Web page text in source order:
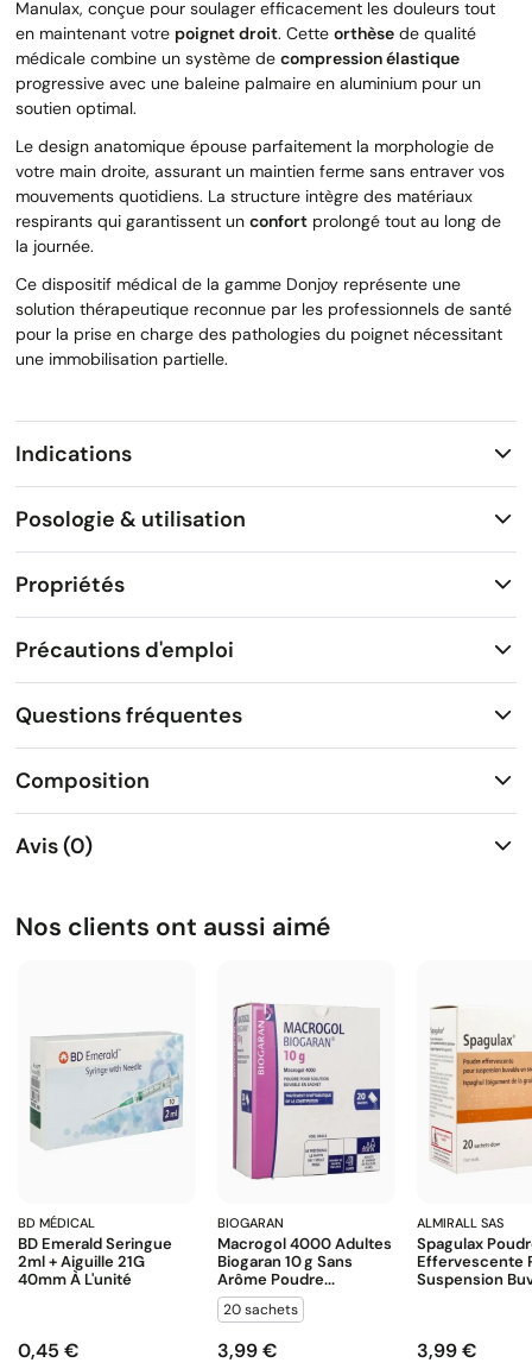
Manulax, conçue pour soulager efficacement les douleurs tout
en maintenant votre poignet droit. Cette orthèse de qualité
médicale combine un système de compression élastique
progressive avec une baleine palmaire en aluminium pour un
soutien optimal.
Le design anatomique épouse parfaitement la morphologie de
votre main droite, assurant un maintien ferme sans entraver vos
mouvements quotidiens. La structure intègre des matériaux
respirants qui garantissent un confort prolongé tout au long de
la journée.
Ce dispositif médical de la gamme Donjoy représente une
solution thérapeutique reconnue par les professionnels de santé
pour la prise en charge des pathologies du poignet nécessitant
une immobilisation partielle.
Indications
Posologie & utilisation
Propriétés
Précautions d'emploi
Questions fréquentes
Composition
Avis (0)
Nos clients ont aussi aimé
BD MÉDICAL
BD Emerald Seringue
2ml + Aiguille 21G
40mm À L'unité
Prix
0,45 €
BIOGARAN
Macrogol 4000 Adultes
Biogaran 10 G Sans
Arôme Poudre...
20 sachets
Prix
3,99 €
ALMIRALL SAS
Spagulax
Effervescente
Suspension
Prix
3,99 €